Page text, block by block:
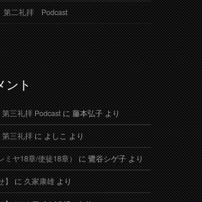
第二礼拝 Podcast
ント
三礼拝 Podcastに藤本弘子より
第三礼拝によしこより
ミヤ18章/使徒18章）に鷺谷シゲ子より
】に久家康雄より